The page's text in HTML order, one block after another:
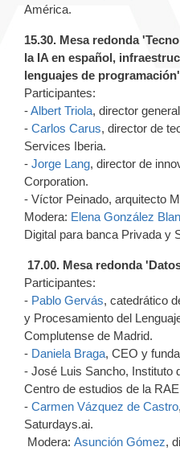
América.
15.30. Mesa redonda
la IA en español,
lenguajes de
Participantes:
-Albert Triola, director
- Carlos Carus, director de
Services Iberia.
- Jorge Lang, director de
Corporation.
- Víctor Peinado, arquitecto
Modera: Elena González
Digital para banca Privada y
17.00. Mesa redonda
Participantes:
- Pablo Gervás, catedrático
y Procesamiento del
Complutense de Madrid.
- Daniela Braga, CEO y
- José Luis Sancho, Instituto
Centro de estudios de la
- Carmen Vázquez de Castro
Saturdays.ai.
Modera: Asunción Gómez,